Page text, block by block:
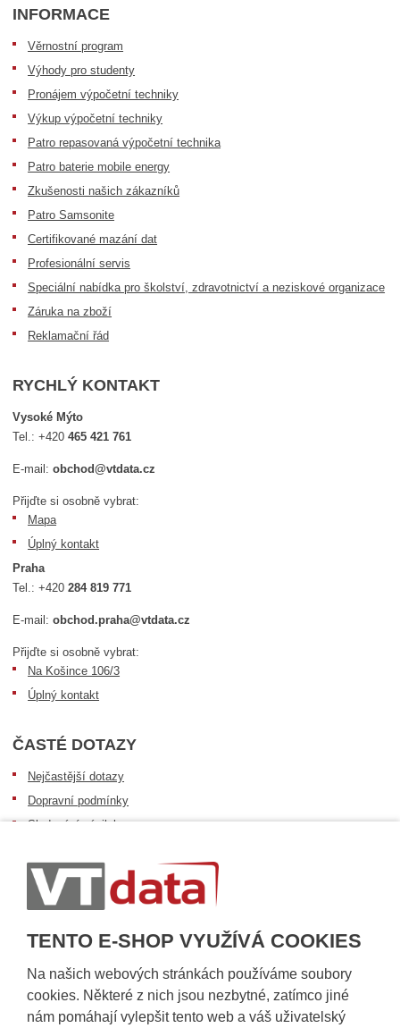
TENTO E-SHOP VYUŽÍVÁ COOKIES
Na našich webových stránkách používáme soubory
cookies. Některé z nich jsou nezbytné, zatímco jiné
nám pomáhají vylepšit tento web a váš uživatelský
INFORMACE
Věrnostní program
Výhody pro studenty
Pronájem výpočetní techniky
Výkup výpočetní techniky
Patro repasovaná výpočetní technika
Patro baterie mobile energy
Zkušenosti našich zákazníků
Patro Samsonite
Certifikované mazání dat
Profesionální servis
Speciální nabídka pro školství, zdravotnictví a neziskové organizace
Záruka na zboží
Reklamační řád
RYCHLÝ KONTAKT
Vysoké Mýto
Tel.:+420465 421 761
E-mail:obchod@vtdata.cz
Přijďte si osobně vybrat:
Mapa
Úplný kontakt
Praha
Tel.:+420284 819 771
E-mail:obchod.praha@vtdata.cz
Přijďte si osobně vybrat:
Na Košince 106/3
Úplný kontakt
ČASTÉ DOTAZY
Nejčastější dotazy
Dopravní podmínky
Sledování zásilek
Informace k dostupnosti zboží
Obecné informace